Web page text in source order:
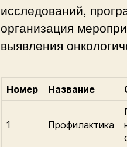
исследований,
организация
выявления
Номер Название
1 Профилактика